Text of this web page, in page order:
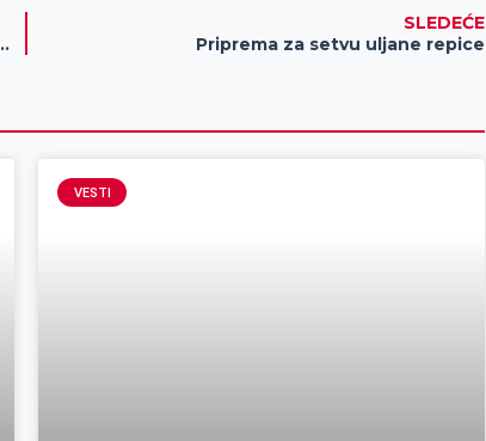
IZ UDOBNOSTI VAŠEG DOMA
SLEDEĆE
Priprema za setvu uljane repice
VESTI